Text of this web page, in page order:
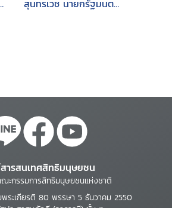
สุนทรเวช นายกรัฐมนตรี
ารสนเทศสิทธิมนุษยชน
ะกรรมการสิทธิมนุษยชนแห่งชาติ
พระเกียรติ 80 พรรษา 5 ธันวาคม 2550